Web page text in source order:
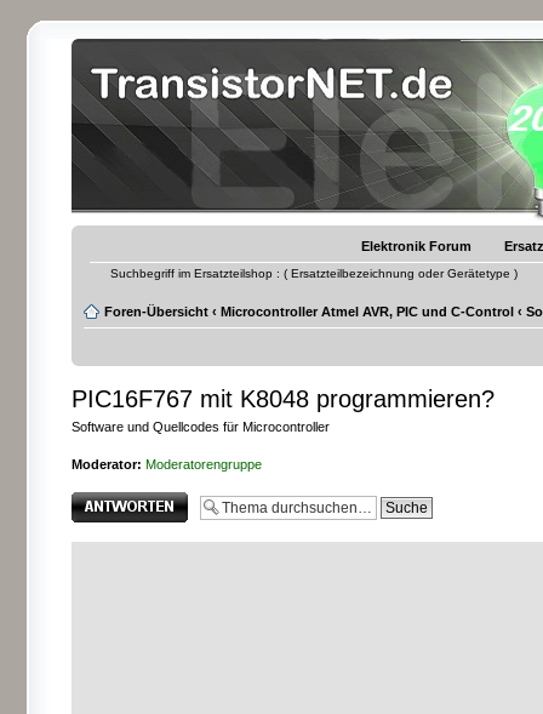
Elektronik Forum
Suchbegriff im Ersatzteilshop : ( Ersatzteilbezeichnung oder Gerätetype )
Foren-Übersicht ‹ Microcontroller Atmel AVR, PIC und C-Control ‹
PIC16F767 mit K8048 programmieren?
Software und Quellcodes für Microcontroller
Moderator: Moderatorengruppe
Antwort erstellen